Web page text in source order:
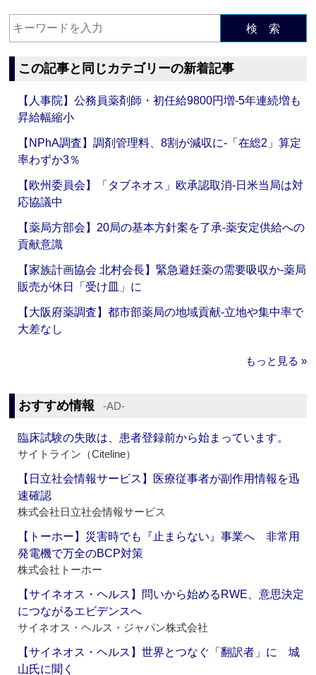
検 索
この記事と同じカテゴリーの新着記事
【人事院】公務員薬剤師・初任給9800円増‐5年連続増も
昇給幅縮小
【NPhA調査】調剤管理料、8割が減収に‐「在総2」算定
率わずか3％
【欧州委員会】「タブネオス」欧承認取消‐日米当局は対
応協議中
【薬局方部会】20局の基本方針案を了承‐薬安定供給への
貢献意識
【家族計画協会 北村会長】緊急避妊薬の需要吸収か‐薬局
販売が休日「受け皿」に
【大阪府薬調査】都市部薬局の地域貢献‐立地や集中率で
大差なし
もっと見る »
おすすめ情報 ‐AD‐
臨床試験の失敗は、患者登録前から始まっています。
サイトライン（Citeline）
【日立社会情報サービス】医療従事者が副作用情報を迅
速確認
株式会社日立社会情報サービス
【トーホー】災害時でも『止まらない』事業へ 非常用
発電機で万全のBCP対策
株式会社トーホー
【サイネオス・ヘルス】問いから始めるRWE、意思決定
につながるエビデンスへ
サイネオス・ヘルス・ジャパン株式会社
【サイネオス・ヘルス】世界とつなぐ「翻訳者」に 城
山氏に聞く